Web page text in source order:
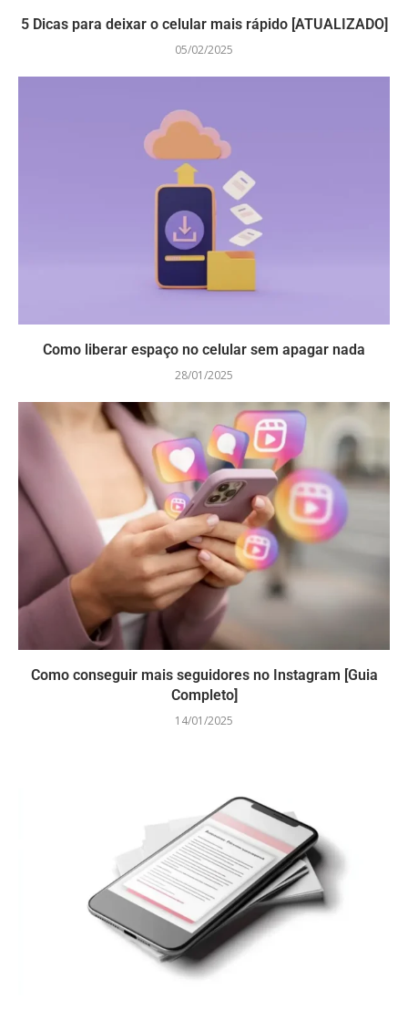
5 Dicas para deixar o celular mais rápido [ATUALIZADO]
05/02/2025
Como liberar espaço no celular sem apagar nada
28/01/2025
Como conseguir mais seguidores no Instagram [Guia
Completo]
14/01/2025